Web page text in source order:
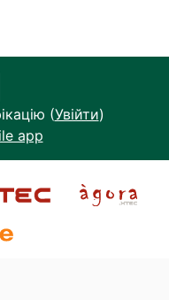
(Увійти)
app